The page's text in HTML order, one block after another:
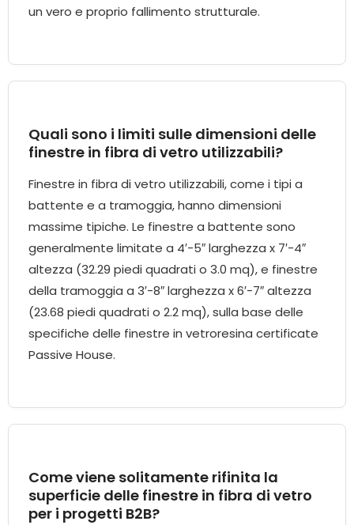
un vero e proprio fallimento strutturale.
Quali sono i limiti sulle dimensioni delle
finestre in fibra di vetro utilizzabili?
Finestre in fibra di vetro utilizzabili, come i tipi a
battente e a tramoggia, hanno dimensioni
massime tipiche. Le finestre a battente sono
generalmente limitate a 4′-5″ larghezza x 7′-4″
altezza (32.29 piedi quadrati o 3.0 mq), e finestre
della tramoggia a 3′-8″ larghezza x 6′-7″ altezza
(23.68 piedi quadrati o 2.2 mq), sulla base delle
specifiche delle finestre in vetroresina certificate
Passive House.
Come viene solitamente rifinita la
superficie delle finestre in fibra di vetro
per i progetti B2B?